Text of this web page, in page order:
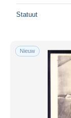
Statuut
Nieuw